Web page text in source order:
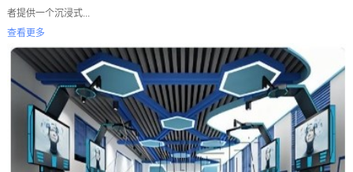
者提供一个沉浸式...
查看更多